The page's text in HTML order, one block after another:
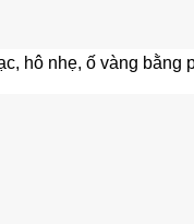
hô nhẹ, ố vàng